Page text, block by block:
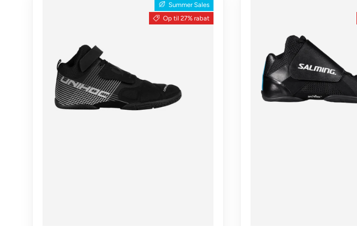
Summer Sales
Op til 27% rabat